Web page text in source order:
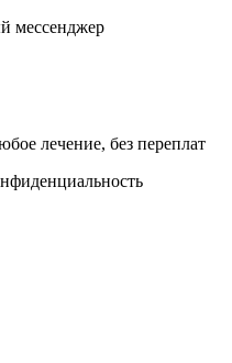
мессенджер
лечение, без переплат